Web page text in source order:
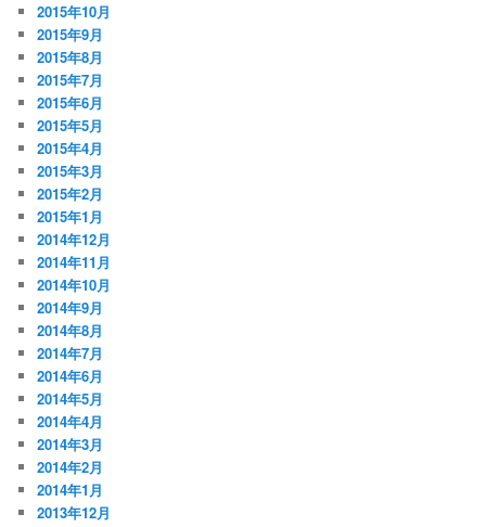
2015年10月
2015年9月
2015年8月
2015年7月
2015年6月
2015年5月
2015年4月
2015年3月
2015年2月
2015年1月
2014年12月
2014年11月
2014年10月
2014年9月
2014年8月
2014年7月
2014年6月
2014年5月
2014年4月
2014年3月
2014年2月
2014年1月
2013年12月